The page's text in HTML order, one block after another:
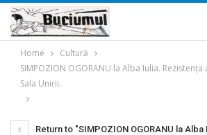
Home
Cultură
SIMPOZION OGORANU la Alba Iulia.
Sala Unirii.
Return to "SIMPOZION OGORANU la